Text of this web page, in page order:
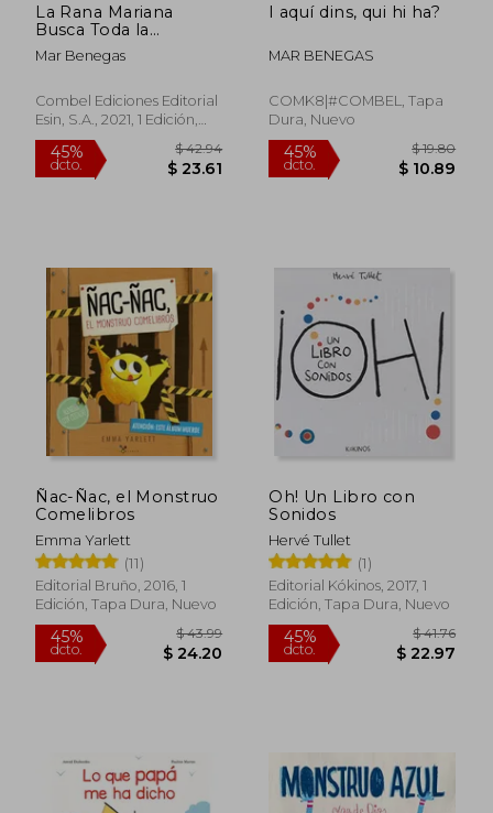
La Rana Mariana
Busca Toda la
Semana
Mar Benegas
Combel Ediciones Editorial
Esin, S.A., 2021, 1 Edición,
Tapa Dura, Nuevo
45%
dcto.
$ 42.94
$ 23.61
I aquí dins, qui hi ha?
MAR BENEGAS
COMK8|#COMBEL, Tapa
Dura, Nuevo
45%
Ñac-Ñac, el Monstruo
Comelibros
Emma Yarlett
(11)
Editorial Bruño, 2016, 1
Edición, Tapa Dura, Nuevo
Oh! Un Libro con
Sonidos
Hervé Tullet
(1)
Editorial Kókinos, 2017, 1
Edición, Tapa Dura, Nuevo